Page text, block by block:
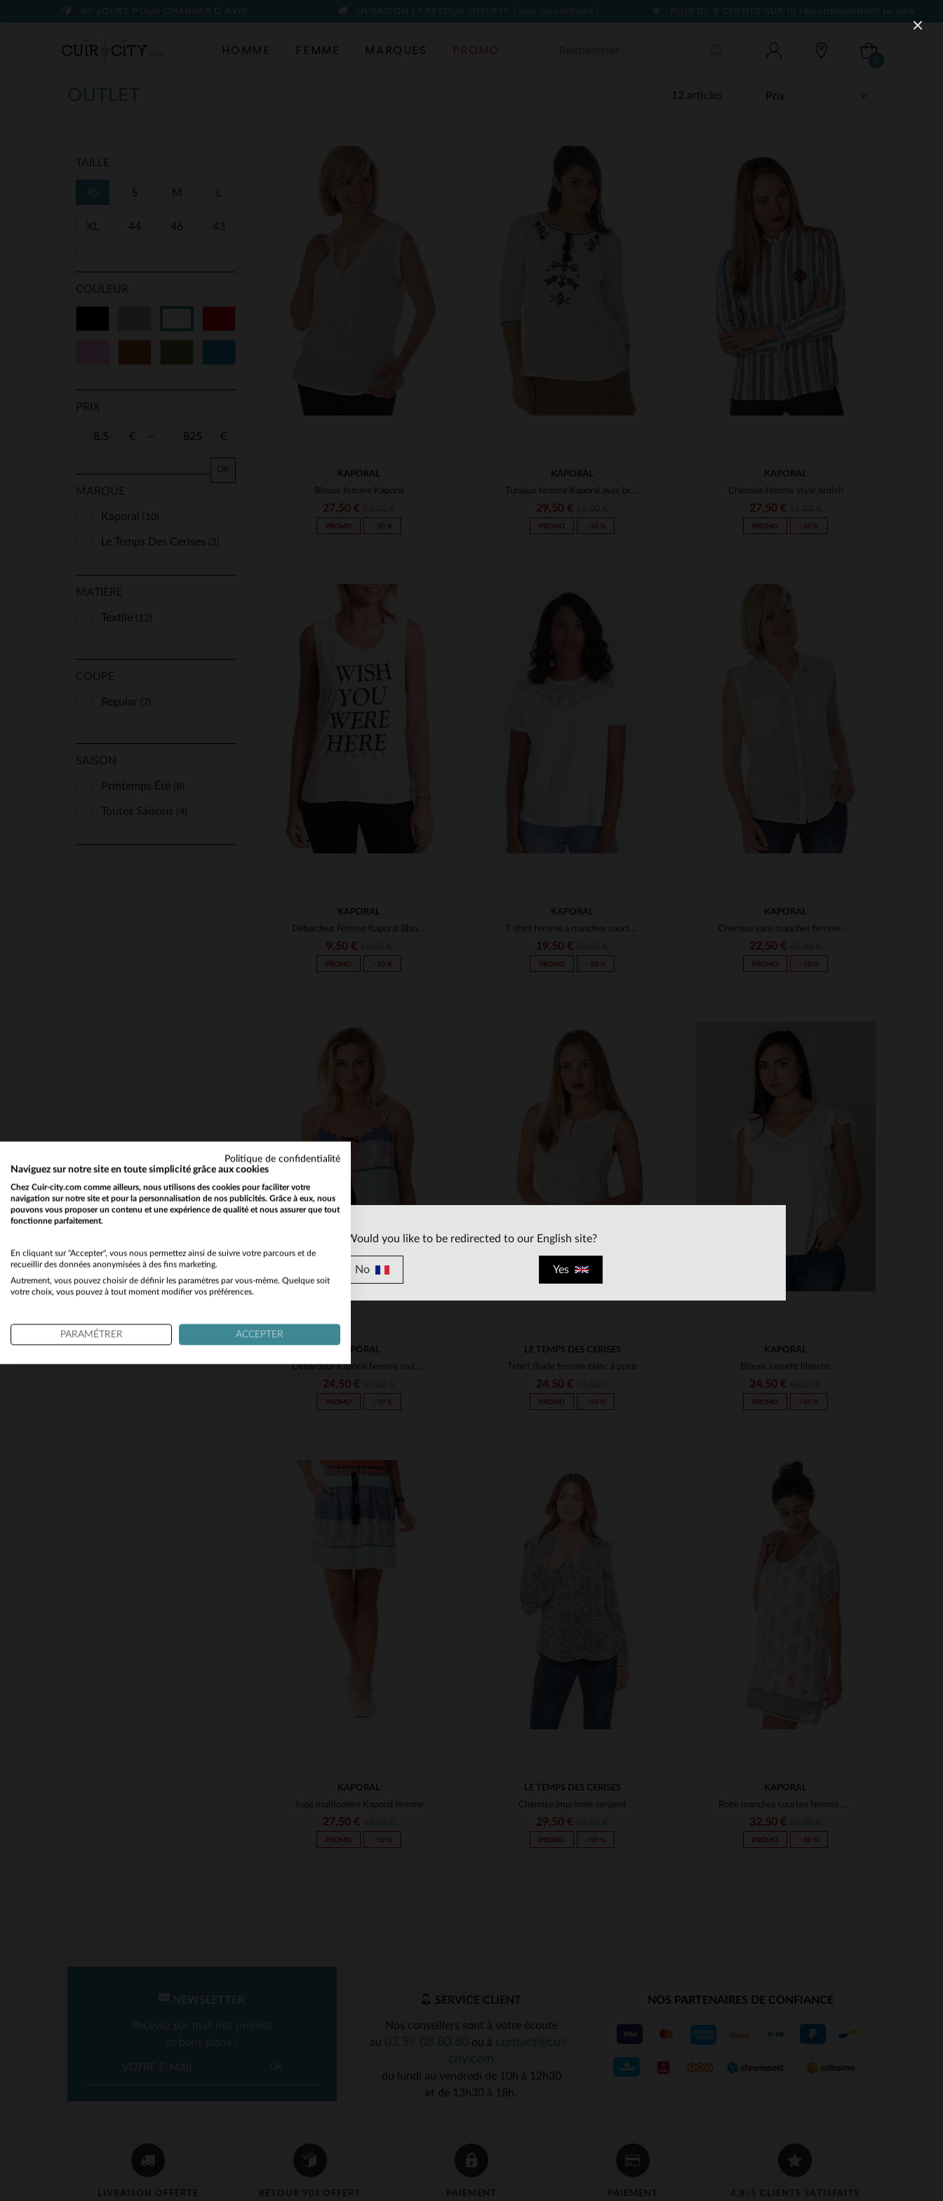
90 JOURS POUR CHANGER D'AVIS LIVRAISON ET RETOUR OFFERTS (voir conditions) PLUS DE 9 CLIENTS SUR 10 recommandent le site
HOMME FEMME MARQUES PROMO
0
12 articles
OUTLET
TAILLE
XS S M
XL 44 46 43
COULEUR
PRIX
€ €
OK
MARQUE
Kaporal (10)
Le Temps Des Cerises (2)
MATIÈRE
Textile (12)
COUPE
Regular (7)
SAISON
Printemps Été (8)
Toutes Saisons (4)
TAILLES DISPONIBLES
KAPORAL
Blouse femme Kaporal
27,50 €
PROMO −50 %
TAILLES DISPONIBLES
KAPORAL
Tunique femme Kaporal avec broderies
29,50 €
PROMO −50 %
KAPORAL
Chemise femme style british
27,50 €
PROMO −50 %
TAILLES DISPONIBLES
KAPORAL
Débardeur Femme Kaporal Blanc en coton
9,50 €
PROMO −50 %
KAPORAL
T-shirt femme à manches courtes blanc
19,50 €
PROMO −50 %
KAPORAL
Chemise sans manches femme blanche avec imprimé noir
22,50 €
PROMO −50 %
KAPORAL
Débardeur Kaporal femme multicolore
24,50 €
PROMO −50 %
LE TEMPS DES CERISES
Tshirt fluide femme blanc à point
24,50 €
PROMO −50 %
KAPORAL
Blouse loosefit blanche
24,50 €
PROMO −50 %
TAILLES DISPONIBLES
KAPORAL
Jupe multicolore Kaporal femme
27,50 €
PROMO −50 %
LE TEMPS DES CERISES
Chemise imprimée serpent
29,50 €
PROMO −50 %
KAPORAL
Robe manches courtes femme Kaporal
32,50 €
PROMO −50 %
LIVRAISON OFFERTE RETOUR 90J OFFERT PAIEMENT PAIEMENT 4,8/5 CLIENTS SATISFAITS
NEWSLETTER
Recevez par mail nos promos
et bons plans !
OK
SERVICE CLIENT
Nos conseillers sont à votre écoute
au
ou à
du lundi au vendredi de 10h à 12h30
et de 13h30 à 18h.
NOS PARTENAIRES DE CONFIANCE
Would you like to be redirected to our English site?
No Yes
Politique de confidentialité
Naviguez sur notre site en toute simplicité grâce aux cookies
Chez Cuir-city.com comme ailleurs, nous utilisons des cookies pour faciliter votre
navigation sur notre site et pour la personnalisation de nos publicités. Grâce à eux, nous
pouvons vous proposer un contenu et une expérience de qualité et nous assurer que tout
fonctionne parfaitement.
En cliquant sur "Accepter", vous nous permettez ainsi de suivre votre parcours et de
recueillir des données anonymisées à des fins marketing.
Autrement, vous pouvez choisir de définir les paramètres par vous-même. Quelque soit
votre choix, vous pouvez à tout moment modifier vos préférences.
PARAMÉTRER ACCEPTER